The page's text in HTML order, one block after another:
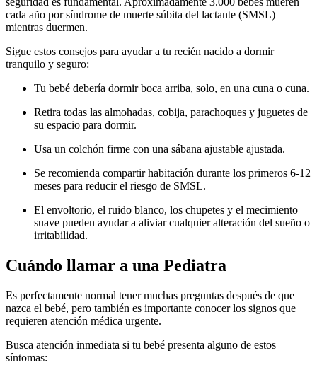
cada año por síndrome de muerte súbita del lactante (SMSL)
mientras duermen.
Sigue estos consejos para ayudar a tu recién nacido a dormir
tranquilo y seguro:
Tu bebé debería dormir boca arriba, solo, en una cuna o cuna.
Retira todas las almohadas, cobija, parachoques y juguetes de
su espacio para dormir.
Usa un colchón firme con una sábana ajustable ajustada.
Se recomienda compartir habitación durante los primeros 6-12
meses para reducir el riesgo de SMSL.
El envoltorio, el ruido blanco, los chupetes y el mecimiento
suave pueden ayudar a aliviar cualquier alteración del sueño o
irritabilidad.
Cuándo llamar a una Pediatra
Es perfectamente normal tener muchas preguntas después de que
nazca el bebé, pero también es importante conocer los signos que
requieren atención médica urgente.
Busca atención inmediata si tu bebé presenta alguno de estos
síntomas: